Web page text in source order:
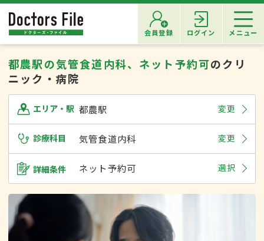
会員登録 ログイン メニュー
都農駅の気管食道内科、ネット予約可のクリ
ニック・病院
エリア・駅 都農駅 変更
診療科目 気管食道内科 変更
詳細条件 ネット予約可 選択